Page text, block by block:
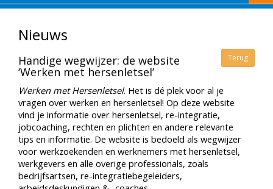
Nieuws
Terug
Handige wegwijzer: de website
‘Werken met hersenletsel’
Werken met Hersenletsel. Het is dé plek voor al je
vragen over werken en hersenletsel! Op deze website
vind je informatie over hersenletsel, re-integratie,
jobcoaching, rechten en plichten en andere relevante
tips en informatie. De website is bedoeld als wegwijzer
voor werkzoekenden en werknemers met hersenletsel,
werkgevers en alle overige professionals, zoals
bedrijfsartsen, re-integratiebegeleiders,